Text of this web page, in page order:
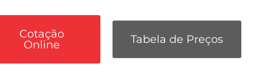
Cotação
Online
Tabela de Preços